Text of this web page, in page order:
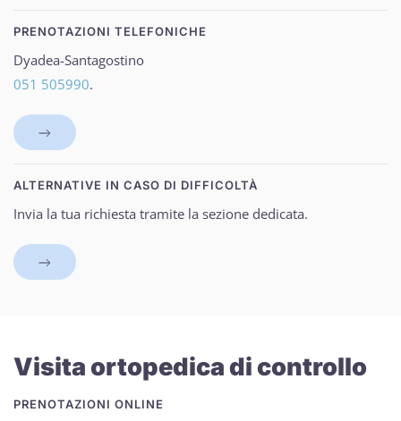
PRENOTAZIONI TELEFONICHE
Dyadea-Santagostino
051 505990.
ALTERNATIVE IN CASO DI DIFFICOLTÀ
Invia la tua richiesta tramite la sezione dedicata.
Visita ortopedica di controllo
PRENOTAZIONI ONLINE